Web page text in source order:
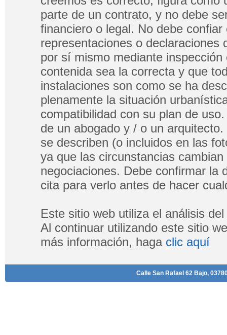
parte de un contrato, y no debe
financiero o legal. No debe
representaciones o
por sí mismo mediante
contenida sea la correcta y que
instalaciones son como se ha
plenamente la situación
compatibilidad con su plan de
de un abogado y / o un
se describen (o incluidos en las
ya que las circunstancias
negociaciones. Debe confirmar la
cita para verlo antes de hacer
Este sitio web utiliza el análisis
Al continuar utilizando este sitio
más información, haga clic aquí
Calle San Rafael 62 Bajo,